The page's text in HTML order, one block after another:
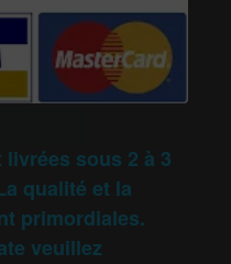
sous 2 à 3
qualité et la
primordiales.
veuillez